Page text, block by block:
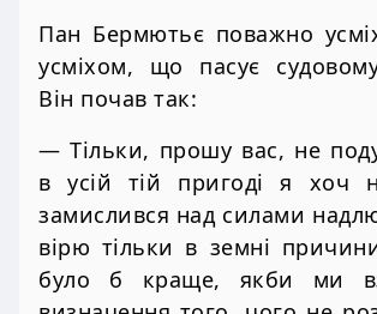
Пан Бермютьє поважно
усміхом, що пасує
Він почав так:
— Тільки, прошу вас, не
в усій тій пригоді я хоч
замислився над силами
вірю тільки в земні
було б краще, якби ми